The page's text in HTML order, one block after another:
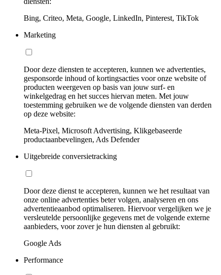
Bing, Criteo, Meta, Google, LinkedIn, Pinterest, TikTok
Marketing
Door deze diensten te accepteren, kunnen we advertenties,
gesponsorde inhoud of kortingsacties voor onze website of
producten weergeven op basis van jouw surf- en
winkelgedrag en het succes hiervan meten. Met jouw
toestemming gebruiken we de volgende diensten van derden
op deze website:
Meta-Pixel, Microsoft Advertising, Klikgebaseerde
productaanbevelingen, Ads Defender
Uitgebreide conversietracking
Door deze dienst te accepteren, kunnen we het resultaat van
onze online advertenties beter volgen, analyseren en ons
advertentieaanbod optimaliseren. Hiervoor vergelijken we je
versleutelde persoonlijke gegevens met de volgende externe
aanbieders, voor zover je hun diensten al gebruikt:
Google Ads
Performance